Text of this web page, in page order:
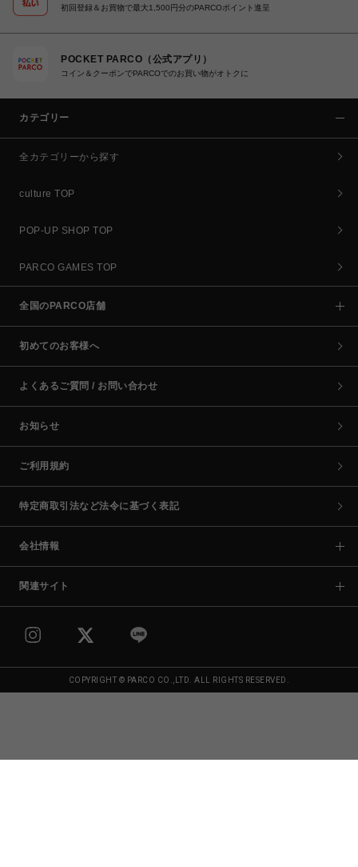
初回登録＆お買物で最大1,500円分のPARCOポイント進呈
POCKET PARCO（公式アプリ）
コイン＆クーポンでPARCOでのお買い物がオトクに
カテゴリー
全カテゴリーから探す
culture TOP
POP-UP SHOP TOP
PARCO GAMES TOP
全国のPARCO店舗
初めてのお客様へ
よくあるご質問 / お問い合わせ
お知らせ
ご利用規約
特定商取引法など法令に基づく表記
会社情報
関連サイト
COPYRIGHT © PARCO CO.,LTD. ALL RIGHTS RESERVED.